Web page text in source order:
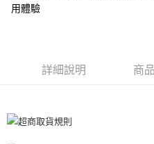
付款後7-11取貨
每筆NT$100，滿NT$1,500(含以
用體驗
詳細說明 商